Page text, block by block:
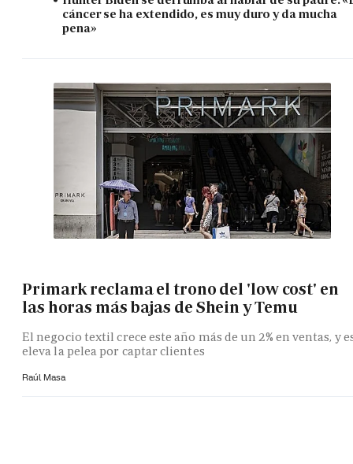
cáncer se ha extendido, es muy duro y da mucha
pena»
Primark reclama el trono del 'low cost' en
las horas más bajas de Shein y Temu
El negocio textil crece este año más de un 2% en ventas, y
eleva la pelea por captar clientes
Raúl Masa